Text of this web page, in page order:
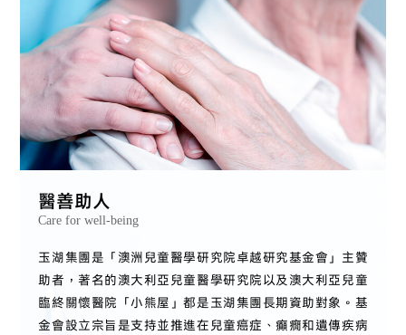
醫善助人
Care for well-being
玉湖集團是「澳洲兒童醫學研究院卓越研究基金會」主贊
助者，著名的澳大利亞兒童醫學研究院以及澳大利亞兒童
臨終關懷醫院「小熊屋」都是玉湖集團長期資助對象。基
金會設立宗旨是支持並推進在兒童癌症、癲癇和遺傳疾病